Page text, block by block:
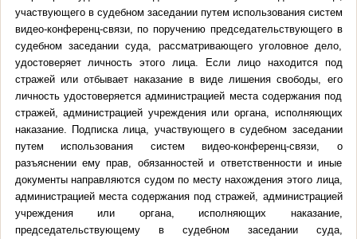
участвующего в судебном заседании путем использования систем
видео-конференц-связи, по поручению председательствующего в
судебном заседании суда, рассматривающего уголовное дело,
удостоверяет личность этого лица. Если лицо находится под
стражей или отбывает наказание в виде лишения свободы, его
личность удостоверяется администрацией места содержания под
стражей, администрацией учреждения или органа, исполняющих
наказание. Подписка лица, участвующего в судебном заседании
путем использования систем видео-конференц-связи, о
разъяснении ему прав, обязанностей и ответственности и иные
документы направляются судом по месту нахождения этого лица,
администрацией места содержания под стражей, администрацией
учреждения или органа, исполняющих наказание,
председательствующему в судебном заседании суда,